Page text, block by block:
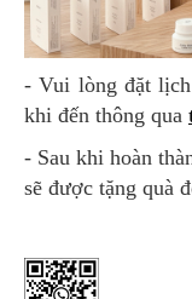
- Vui lòng đặt lịch cho buổi trải nghiệm của bạn trước
khi đến thông qua
- Sau khi hoàn thành buổi trải nghiệm chăm sóc da, bạn
sẽ được tặng quà